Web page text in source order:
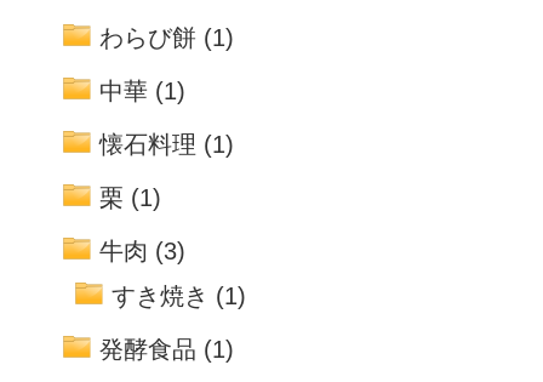
わらび餅 (1)
中華 (1)
懐石料理 (1)
栗 (1)
牛肉 (3)
すき焼き (1)
発酵食品 (1)